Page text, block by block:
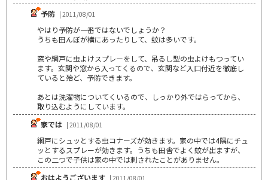
予防 | 2011/08/01
やはり予防が一番ではないでしょうか？
うちも田んぼが横にあったりして、蚊は多いです。
窓や網戸に虫よけスプレーをして、吊るし型の虫よけもつってい
ます。玄関や窓から入ってくるので、玄関など入口付近を徹底し
ていると殆ど、予防できます。
あとは洗濯物についてくいるので、しっかり外ではらってから、
取り込むようにしています。
家では | 2011/08/01
網戸にシュッとする虫コナーズが効きます。家の中では4隅にチュ
ッとするスプレーが効きます。うちも田舎でよく蚊が出ますが、
この二つで子供は家の中では刺されたことがありません。
おはようございます | 2011/08/01